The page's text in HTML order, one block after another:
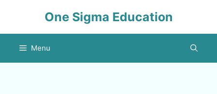
One Sigma Education
Menu